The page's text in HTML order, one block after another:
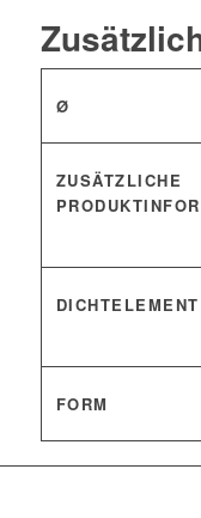
Ø
ZUSÄTZLICHE
DICHTELEMENT
FORM